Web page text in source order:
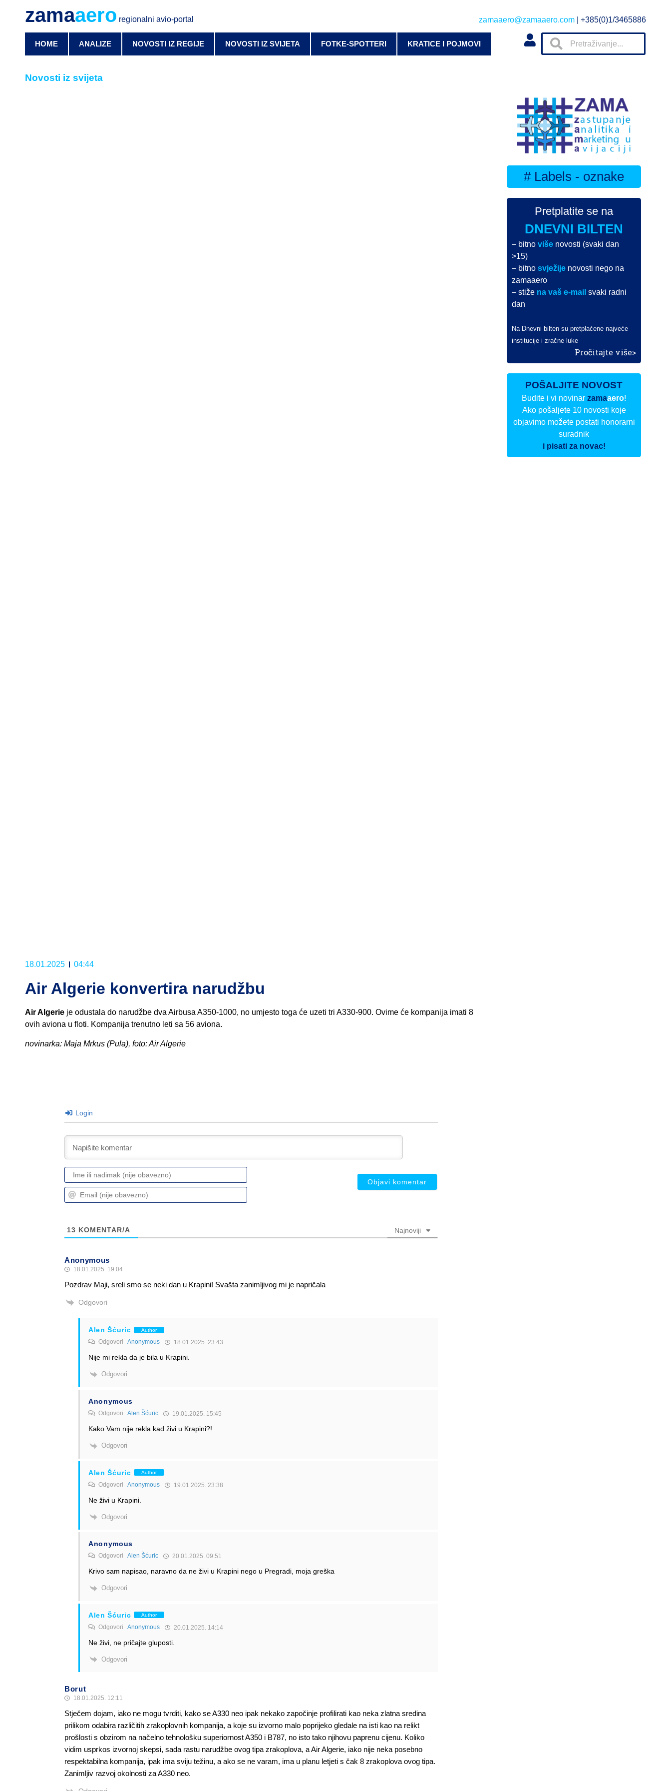
zamaaero regionalni avio-portal zamaaero@zamaaero.com | +385(0)1/3465886
HOME ANALIZE NOVOSTI IZ REGIJE NOVOSTI IZ SVIJETA FOTKE-SPOTTERI KRATICE I POJMOVI
Novosti iz svijeta
18.01.2025 04:44
Air Algerie konvertira narudžbu
Air Algerie je odustala do narudžbe dva Airbusa A350-1000, no umjesto toga će uzeti tri A330-900. Ovime će kompanija imati 8
ovih aviona u floti. Kompanija trenutno leti sa 56 aviona.
novinarka: Maja Mrkus (Pula), foto: Air Algerie
Login
Ime
ili
nadimak
Email
(nije
13 KOMENTAR/A Najnoviji
Anonymous
18.01.2025. 19:04
Pozdrav Maji, sreli smo se neki dan u Krapini! Svašta zanimljivog mi je napričala
Odgovori
Alen Šćuric Author
Odgovori Anonymous 18.01.2025. 23:43
Nije mi rekla da je bila u Krapini.
Odgovori
Anonymous
Odgovori Alen Šćuric 19.01.2025. 15:45
Kako Vam nije rekla kad živi u Krapini?!
Odgovori
Alen Šćuric Author
Odgovori Anonymous 19.01.2025. 23:38
Ne živi u Krapini.
Odgovori
Anonymous
Odgovori Alen Šćuric 20.01.2025. 09:51
Krivo sam napisao, naravno da ne živi u Krapini nego u Pregradi, moja greška
Odgovori
Alen Šćuric Author
Odgovori Anonymous 20.01.2025. 14:14
Ne živi, ne pričajte gluposti.
Odgovori
Borut
18.01.2025. 12:11
Stječem dojam, iako ne mogu tvrditi, kako se A330 neo ipak nekako započinje profilirati kao neka zlatna sredina
prilikom odabira različitih zrakoplovnih kompanija, a koje su izvorno malo poprijeko gledale na isti kao na relikt
prošlosti s obzirom na načelno tehnološku superiornost A350 i B787, no isto tako njihovu paprenu cijenu. Koliko
vidim usprkos izvornoj skepsi, sada rastu narudžbe ovog tipa zrakoplova, a Air Algerie, iako nije neka posebno
respektabilna kompanija, ipak ima sviju težinu, a ako se ne varam, ima u planu letjeti s čak 8 zrakoplova ovog tipa.
Zanimljiv razvoj okolnosti za A330 neo.
# Labels - oznake
Pretplatite se na
DNEVNI BILTEN
– bitnoviše novosti (svaki dan
>15)
– bitnosvježije novosti nego na
zamaaero
– stiže na vaš e-mail svaki radni
dan
Na Dnevni bilten su pretplaćene najveće
institucije i zračne luke
Pročitajte više>
POŠALJITE NOVOST
Budite i vi novinarzamaaero!
Ako pošaljete 10 novosti koje
objavimo možete postati honorarni
suradnik
i pisati za novac!